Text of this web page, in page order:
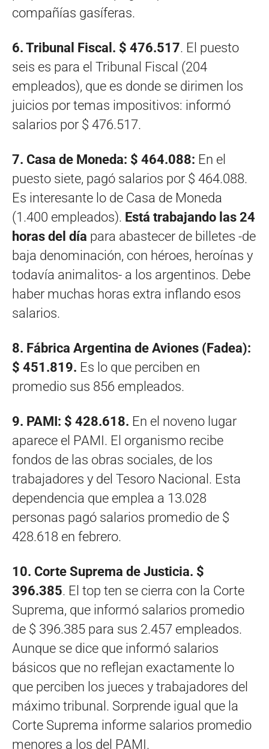
compañías gasíferas.
6. Tribunal Fiscal. $ 476.517. El puesto
seis es para el Tribunal Fiscal (204
empleados), que es donde se dirimen los
juicios por temas impositivos: informó
salarios por $ 476.517.
7. Casa de Moneda: $ 464.088: En el
puesto siete, pagó salarios por $ 464.088.
Es interesante lo de Casa de Moneda
(1.400 empleados). Está trabajando las 24
horas del día para abastecer de billetes -de
baja denominación, con héroes, heroínas y
todavía animalitos- a los argentinos. Debe
haber muchas horas extra inflando esos
salarios.
8. Fábrica Argentina de Aviones (Fadea):
$ 451.819. Es lo que perciben en
promedio sus 856 empleados.
9. PAMI: $ 428.618. En el noveno lugar
aparece el PAMI. El organismo recibe
fondos de las obras sociales, de los
trabajadores y del Tesoro Nacional. Esta
dependencia que emplea a 13.028
personas pagó salarios promedio de $
428.618 en febrero.
10. Corte Suprema de Justicia. $
396.385. El top ten se cierra con la Corte
Suprema, que informó salarios promedio
de $ 396.385 para sus 2.457 empleados.
Aunque se dice que informó salarios
básicos que no reflejan exactamente lo
que perciben los jueces y trabajadores del
máximo tribunal. Sorprende igual que la
Corte Suprema informe salarios promedio
menores a los del PAMI.